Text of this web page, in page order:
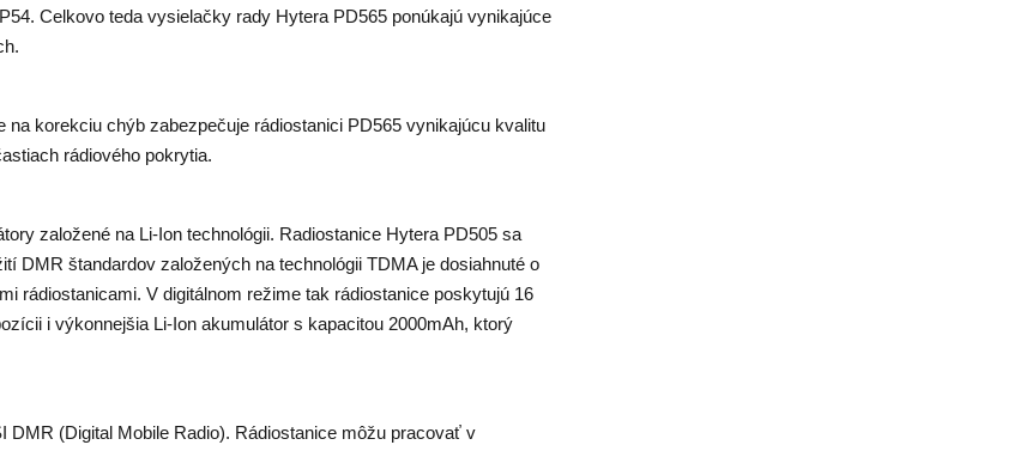
Celkovo teda vysielačky rady Hytera PD565 ponúkajú vynikajúce
korekciu chýb zabezpečuje rádiostanici PD565 vynikajúcu kvalitu
rádiového pokrytia.
založené na Li-Ion technológii. Radiostanice Hytera PD505 sa
DMR štandardov založených na technológii TDMA je dosiahnuté o
rádiostanicami. V digitálnom režime tak rádiostanice poskytujú 16
i výkonnejšia Li-Ion akumulátor s kapacitou 2000mAh, ktorý
(Digital Mobile Radio). Rádiostanice môžu pracovať v